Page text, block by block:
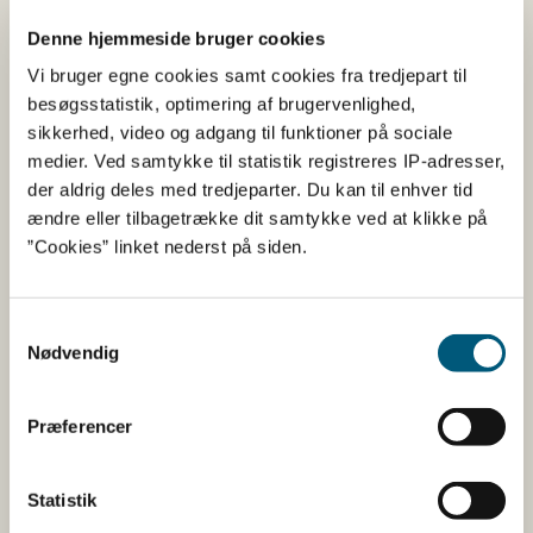
Denne hjemmeside bruger cookies
Vi bruger egne cookies samt cookies fra tredjepart til
besøgsstatistik, optimering af brugervenlighed,
sikkerhed, video og adgang til funktioner på sociale
medier. Ved samtykke til statistik registreres IP-adresser,
der aldrig deles med tredjeparter. Du kan til enhver tid
ændre eller tilbagetrække dit samtykke ved at klikke på
”Cookies” linket nederst på siden.
Nødvendig
Præferencer
Statistik
Koffein
62,5
L-tyrosin
40
mg
Taurine
750
Tilsætningsstoffer og aromaer
Acacia Fiber
Konsistensmiddel
Citronsyre
Surhedsregulerende middel
Lime